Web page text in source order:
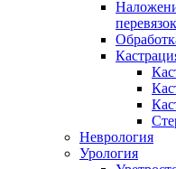
перевязок
Неврология
Урология